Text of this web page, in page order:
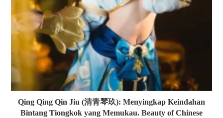
Qing Qing Qin Jiu (清青琴玖): Menyingkap Keindahan
Bintang Tiongkok yang Memukau. Beauty of Chinese